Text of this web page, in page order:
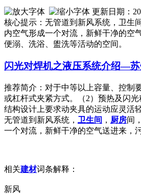
更新日期：
核心提示：无管道到新风系统，卫生
内空气形成一个对流，新鲜干净的空
便溺、洗浴、盥洗等活动的空间。
闪光对焊机之液压系统介绍—
推荐简介：对于中等以上容量、控制
或杠杆式夹紧方式。（2）预热及闪
结构设计上要求动夹具的运动应灵活
无管道到新风系统， 卫生间 ， 厨房间
一个对流，新鲜干净的空气送进来，
相关建材词条解释：
新风